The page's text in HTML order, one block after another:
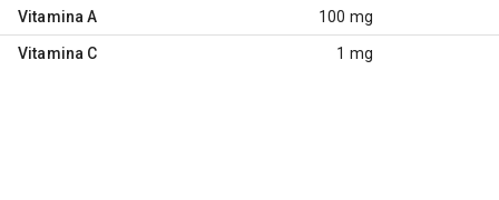
Vitamina A 100 mg
Vitamina C 1 mg